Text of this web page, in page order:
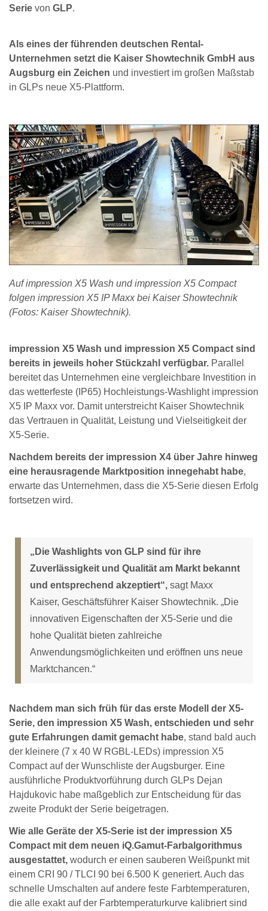
Serie von GLP.
Als eines der führenden deutschen Rental-
Unternehmen setzt die Kaiser Showtechnik GmbH aus
Augsburg ein Zeichen und investiert im großen Maßstab
in GLPs neue X5-Plattform.
Auf impression X5 Wash und impression X5 Compact
folgen impression X5 IP Maxx bei Kaiser Showtechnik
(Fotos: Kaiser Showtechnik).
impression X5 Wash und impression X5 Compact sind
bereits in jeweils hoher Stückzahl verfügbar. Parallel
bereitet das Unternehmen eine vergleichbare Investition in
das wetterfeste (IP65) Hochleistungs-Washlight impression
X5 IP Maxx vor. Damit unterstreicht Kaiser Showtechnik
das Vertrauen in Qualität, Leistung und Vielseitigkeit der
X5-Serie.
Nachdem bereits der impression X4 über Jahre hinweg
eine herausragende Marktposition innegehabt habe,
erwarte das Unternehmen, dass die X5-Serie diesen Erfolg
fortsetzen wird.
„Die Washlights von GLP sind für ihre
Zuverlässigkeit und Qualität am Markt bekannt
und entsprechend akzeptiert“, sagt Maxx
Kaiser, Geschäftsführer Kaiser Showtechnik. „Die
innovativen Eigenschaften der X5-Serie und die
hohe Qualität bieten zahlreiche
Anwendungsmöglichkeiten und eröffnen uns neue
Marktchancen.“
Nachdem man sich früh für das erste Modell der X5-
Serie, den impression X5 Wash, entschieden und sehr
gute Erfahrungen damit gemacht habe, stand bald auch
der kleinere (7 x 40 W RGBL-LEDs) impression X5
Compact auf der Wunschliste der Augsburger. Eine
ausführliche Produktvorführung durch GLPs Dejan
Hajdukovic habe maßgeblich zur Entscheidung für das
zweite Produkt der Serie beigetragen.
Wie alle Geräte der X5-Serie ist der impression X5
Compact mit dem neuen iQ.Gamut-Farbalgorithmus
ausgestattet, wodurch er einen sauberen Weißpunkt mit
einem CRI 90 / TLCI 90 bei 6.500 K generiert. Auch das
schnelle Umschalten auf andere feste Farbtemperaturen,
die alle exakt auf der Farbtemperaturkurve kalibriert sind